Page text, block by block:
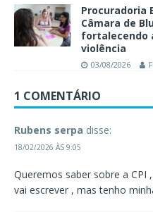
Procuradoria
Câmara de
fortalecendo
violência
03/08/2026
1 COMENTÁRIO
Rubens serpa disse:
18/02/2026 ÀS 9:05
Queremos saber sobre a
vai escrever , mas tenho